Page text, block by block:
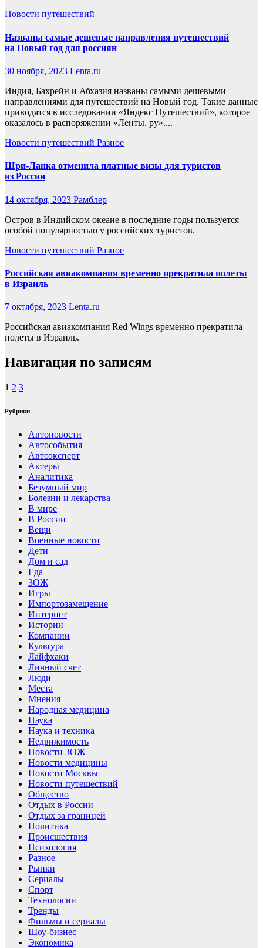
Новости путешествий
Названы самые дешевые направления путешествий
на Новый год для россиян
30 ноября, 2023 Lenta.ru
Индия, Бахрейн и Абхазия названы самыми дешевыми
направлениями для путешествий на Новый год. Такие данные
приводятся в исследовании «Яндекс Путешествий», которое
оказалось в распоряжении «Ленты. ру»....
Новости путешествий Разное
Шри-Ланка отменила платные визы для туристов
из России
14 октября, 2023 Рамблер
Остров в Индийском океане в последние годы пользуется
особой популярностью у российских туристов.
Новости путешествий Разное
Российская авиакомпания временно прекратила полеты
в Израиль
7 октября, 2023 Lenta.ru
Российская авиакомпания Red Wings временно прекратила
полеты в Израиль.
Навигация по записям
1 2 3
Рубрики
Автоновости
Автособытия
Автоэксперт
Актеры
Аналитика
Безумный мир
Болезни и лекарства
В мире
В России
Вещи
Военные новости
Дети
Дом и сад
Еда
ЗОЖ
Игры
Импортозамещение
Интернет
Истории
Компании
Культура
Лайфхаки
Личный счет
Люди
Места
Мнения
Народная медицина
Наука
Наука и техника
Недвижимость
Новости ЗОЖ
Новости медицины
Новости Москвы
Новости путешествий
Общество
Отдых в России
Отдых за границей
Политика
Происшествия
Психология
Разное
Рынки
Сериалы
Спорт
Технологии
Тренды
Фильмы и сериалы
Шоу-бизнес
Экономика